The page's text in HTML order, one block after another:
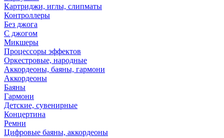
Картриджи, иглы, слипматы
Контроллеры
Без джога
С джогом
Микшеры
Процессоры эффектов
Оркестровые, народные
Аккордеоны, баяны, гармони
Аккордеоны
Баяны
Гармони
Детские, сувенирные
Концертина
Ремни
Цифровые баяны, аккордеоны